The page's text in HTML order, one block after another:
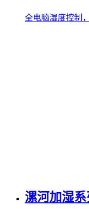
全电脑湿度控制
漯河加湿系